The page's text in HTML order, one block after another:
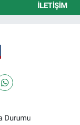
İLETIŞIM
Durumu